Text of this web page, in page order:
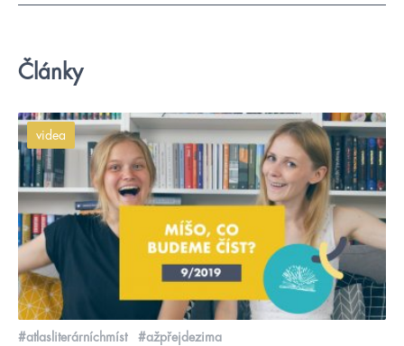
Články
videa
#atlasliterárníchmíst #ažpřejdezima